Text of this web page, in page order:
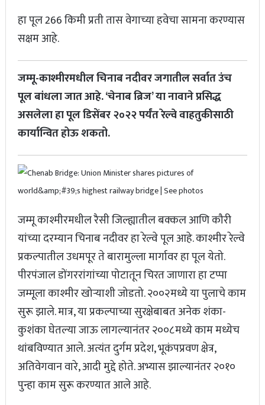
हा पूल 266 किमी प्रती तास वेगाच्या हवेचा सामना करण्यास
सक्षम आहे.
जम्मू-काश्मीरमधील चिनाब नदीवर जगातील सर्वात उंच
पूल बांधला जात आहे. ‘चेनाब ब्रिज’ या नावाने प्रसिद्ध
असलेला हा पूल डिसेंबर २०२२ पर्यंत रेल्वे वाहतुकीसाठी
कार्यान्वित होऊ शकतो.
जम्मू काश्मीरमधील रैसी जिल्ह्यातील बक्कल आणि कौरी
यांच्या दरम्यान चिनाब नदीवर हा रेल्वे पूल आहे. काश्मीर रेल्वे
प्रकल्पातील उधमपूर ते बारामुल्ला मार्गावर हा पूल येतो.
पीरपंजाल डोंगररांगांच्या पोटातून चिरत जाणारा हा टप्पा
जम्मूला काश्मीर खोऱ्याशी जोडतो. २००२मध्ये या पुलाचे काम
सुरू झाले. मात्र, या प्रकल्पाच्या सुरक्षेबाबत अनेक शंका-
कुशंका घेतल्या जाऊ लागल्यानंतर २००८मध्ये काम मध्येच
थांबविण्यात आले. अत्यंत दुर्गम प्रदेश, भूकंपप्रवण क्षेत्र,
अतिवेगवान वारे, आदी मुद्दे होते. अभ्यास झाल्यानंतर २०१०
पुन्हा काम सुरू करण्यात आले आहे.